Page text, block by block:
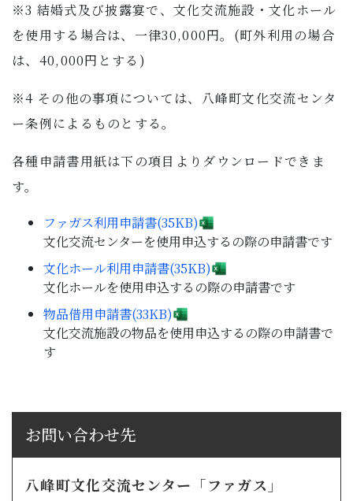
※3 結婚式及び披露宴で、文化交流施設・文化ホール
を使用する場合は、一律30,000円。(町外利用の場合
は、40,000円とする)
※4 その他の事項については、八峰町文化交流センタ
ー条例によるものとする。
各種申請書用紙は下の項目よりダウンロードできま
す。
ファガス利用申請書(35KB)
文化交流センターを使用申込するの際の申請書です
文化ホール利用申請書(35KB)
文化ホールを使用申込するの際の申請書です
物品借用申請書(33KB)
文化交流施設の物品を使用申込するの際の申請書で
す
お問い合わせ先
八峰町文化交流センター「ファガス」